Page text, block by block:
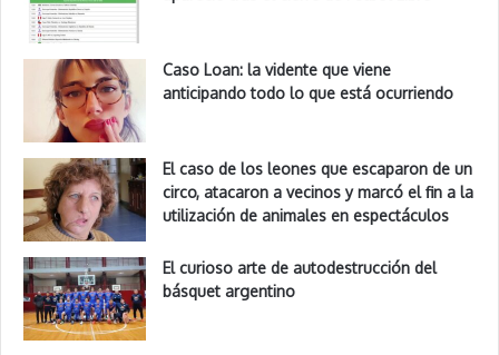
Caso Loan: la vidente que viene
anticipando todo lo que está ocurriendo
El caso de los leones que escaparon de un
circo, atacaron a vecinos y marcó el fin a la
utilización de animales en espectáculos
El curioso arte de autodestrucción del
básquet argentino